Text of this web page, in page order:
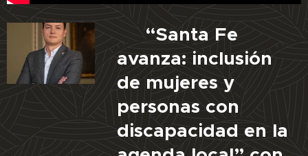
🎙️ “Santa Fe
avanza: inclusión
de mujeres y
personas con
discapacidad en la